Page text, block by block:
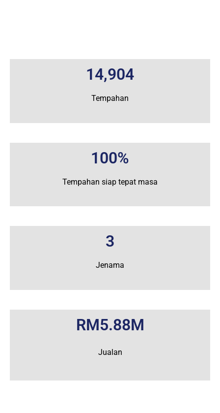
14,904
Tempahan
100%
Tempahan siap tepat masa
3
Jenama
RM5.88M
Jualan